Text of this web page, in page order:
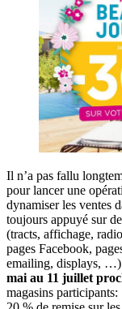
Il n’a pas fallu
pour lancer une
dynamiser les ventes
toujours appuyé sur
(tracts, affichage,
pages Facebook,
emailing, displays, …)
mai au 11 juillet
magasins participants: